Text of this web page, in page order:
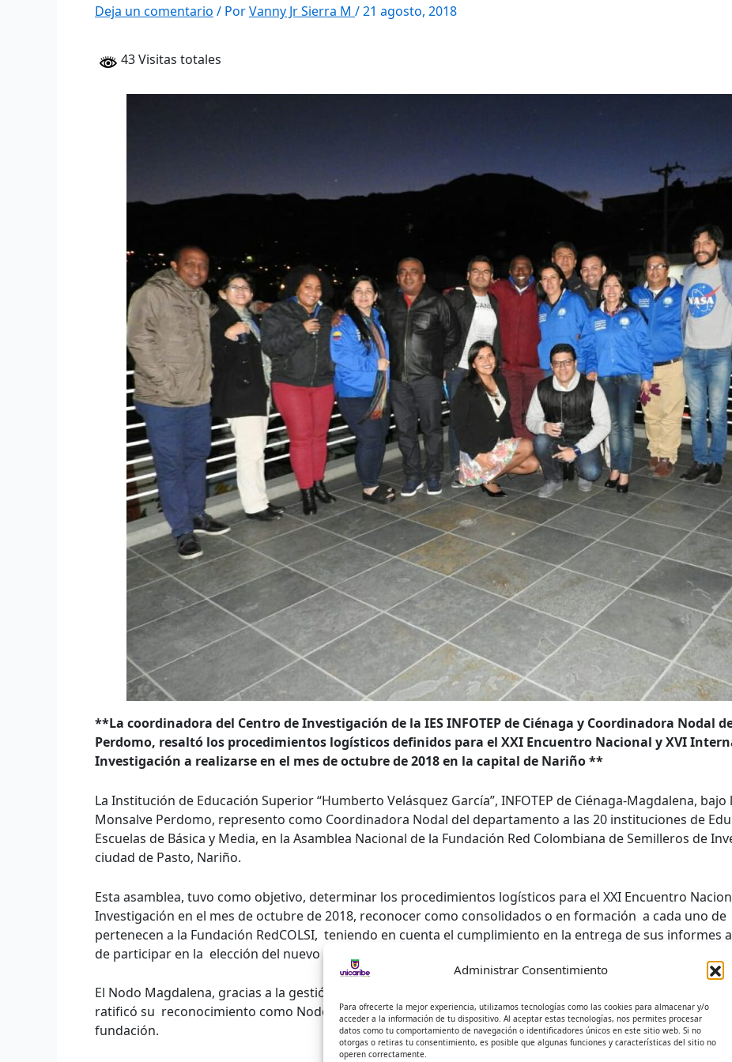
Administrar Consentimiento
Para ofrecerte la mejor experiencia, utilizamos tecnologías como las cookies para almacenar y/o
acceder a la información de tu dispositivo. Al aceptar estas tecnologías, nos permites procesar
datos como tu comportamiento de navegación o identificadores únicos en este sitio web. Si no
otorgas o retiras tu consentimiento, es posible que algunas funciones y características del sitio no
operen correctamente.
Deja un comentario / PorVanny Jr Sierra M /21 agosto, 2018
43 Visitas totales
**La coordinadora del Centro de Investigación de la IES INFOTEP de Ciénaga y Coordinadora Nodal
Perdomo, resaltó los procedimientos logísticos definidos para el XXI Encuentro Nacional y XVI
Investigación a realizarse en el mes de octubre de 2018 en la capital de Nariño **
La Institución de Educación Superior “Humberto Velásquez García”, INFOTEP de Ciénaga-Magdalena,
Monsalve Perdomo, represento como Coordinadora Nodal del departamento a las 20 instituciones de
Escuelas de Básica y Media, en la Asamblea Nacional de la Fundación Red Colombiana de Semilleros de
ciudad de Pasto, Nariño.
Esta asamblea, tuvo como objetivo, determinar los procedimientos logísticos para el XXI Encuentro
Investigación en el mes de octubre de 2018, reconocer como consolidados o en formación a cada uno
pertenecen a la Fundación RedCOLSI, teniendo en cuenta el cumplimiento en la entrega de sus informes
de participar en la elección del nuevo Comité Ejecutivo Nacional.
El Nodo Magdalena, gracias a la gestión Administrativa y Académica realizada por la IES INFOTEP y la
ratificó su reconocimiento como Nodo Consolidado, lo cual permite a la institución, tener voz y voto en
fundación.